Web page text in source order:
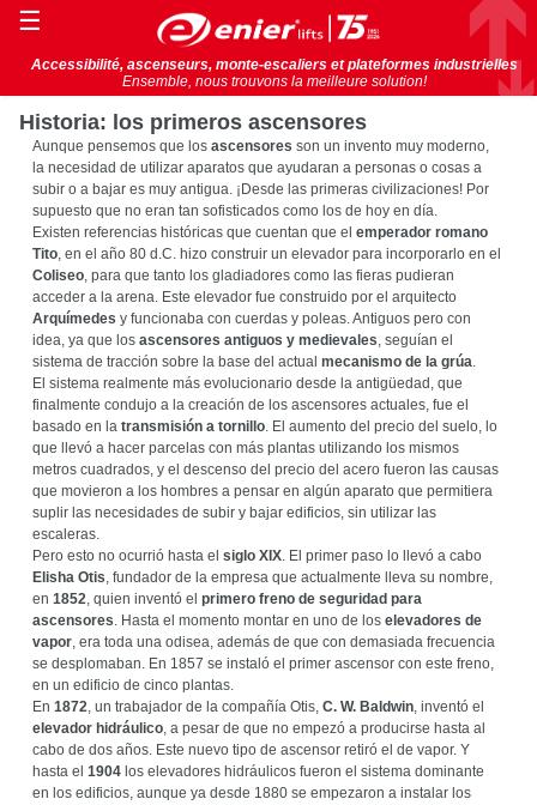
Accessibilité, ascenseurs, monte-escaliers et plateformes industrielles
Ensemble, nous trouvons la meilleure solution!
☰
Historia: los primeros ascensores
Aunque pensemos que losascensores son un invento muy moderno,
la necesidad de utilizar aparatos que ayudaran a personas o cosas a
subir o a bajar es muy antigua. ¡Desde las primeras civilizaciones! Por
supuesto que no eran tan sofisticados como los de hoy en día.
Existen referencias históricas que cuentan que elemperador romano
Tito, en el año 80 d.C. hizo construir un elevador para incorporarlo en el
Coliseo, para que tanto los gladiadores como las fieras pudieran
acceder a la arena. Este elevador fue construido por el arquitecto
Arquímedes y funcionaba con cuerdas y poleas. Antiguos pero con
idea, ya que losascensores antiguos y medievales, seguían el
sistema de tracción sobre la base del actualmecanismo de la grúa.
El sistema realmente más evolucionario desde la antigüedad, que
finalmente condujo a la creación de los ascensores actuales, fue el
basado en latransmisión a tornillo. El aumento del precio del suelo, lo
que llevó a hacer parcelas con más plantas utilizando los mismos
metros cuadrados, y el descenso del precio del acero fueron las causas
que movieron a los hombres a pensar en algún aparato que permitiera
suplir las necesidades de subir y bajar edificios, sin utilizar las
escaleras.
Pero esto no ocurrió hasta elsiglo XIX. El primer paso lo llevó a cabo
Elisha Otis, fundador de la empresa que actualmente lleva su nombre,
en1852, quien inventó elprimero freno de seguridad para
ascensores. Hasta el momento montar en uno de loselevadores de
vapor, era toda una odisea, además de que con demasiada frecuencia
se desplomaban. En 1857 se instaló el primer ascensor con este freno,
en un edificio de cinco plantas.
En1872, un trabajador de la compañía Otis,C. W. Baldwin, inventó el
elevador hidráulico, a pesar de que no empezó a producirse hasta al
cabo de dos años. Este nuevo tipo de ascensor retiró el de vapor. Y
hasta el1904 los elevadores hidráulicos fueron el sistema dominante
en los edificios, aunque ya desde 1880 se empezaron a instalar los